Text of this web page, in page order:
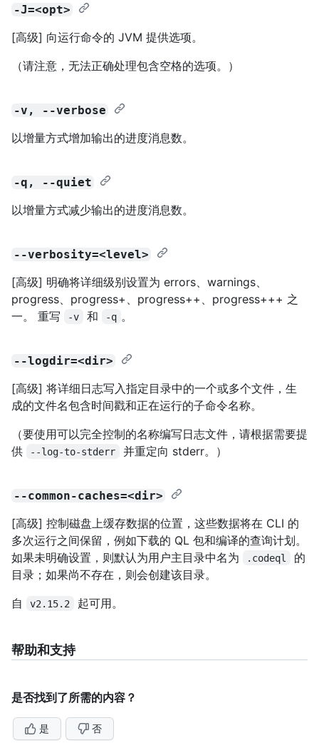
-J=<opt>
[高级] 向运行命令的 JVM 提供选项。
（请注意，无法正确处理包含空格的选项。）
-v, --verbose
以增量方式增加输出的进度消息数。
-q, --quiet
以增量方式减少输出的进度消息数。
--verbosity=<level>
[高级] 明确将详细级别设置为 errors、warnings、
progress、progress+、progress++、progress+++ 之
一。 重写
-v 和 -q 。
--logdir=<dir>
[高级] 将详细日志写入指定目录中的一个或多个文件，生
成的文件名包含时间戳和正在运行的子命令名称。
（要使用可以完全控制的名称编写日志文件，请根据需要提
供
--log-to-stderr 并重定向 stderr。）
--common-caches=<dir>
[高级] 控制磁盘上缓存数据的位置，这些数据将在 CLI 的
多次运行之间保留，例如下载的 QL 包和编译的查询计划。
如果未明确设置，则默认为用户主目录中名为
.codeql
的
目录；如果尚不存在，则会创建该目录。
自
v2.15.2 起可用。
帮助和支持
是否找到了所需的内容？
是 否